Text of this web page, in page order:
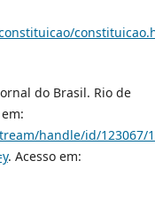
do Brasil. Rio de
handle/id/123067/
. Acesso em: